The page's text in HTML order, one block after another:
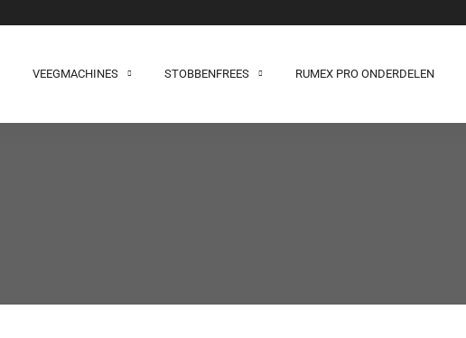
VEEGMACHINES STOBBENFREES RUMEX PRO ONDERDELEN